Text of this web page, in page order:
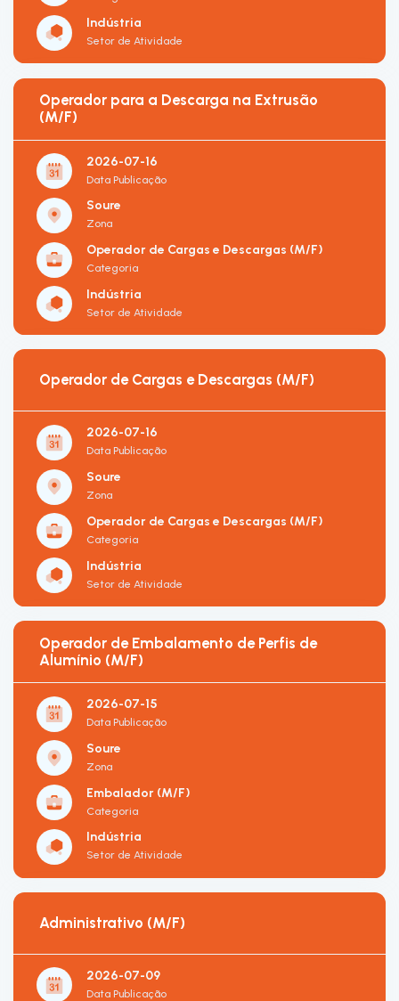
Indústria
Setor de Atividade
Operador para a Descarga na Extrusão
(M/F)
2026-07-16
Data Publicação
Soure
Zona
Operador de Cargas e Descargas (M/F)
Categoria
Indústria
Setor de Atividade
Operador de Cargas e Descargas (M/F)
2026-07-16
Data Publicação
Soure
Zona
Operador de Cargas e Descargas (M/F)
Categoria
Indústria
Setor de Atividade
Operador de Embalamento de Perfis de
Alumínio (M/F)
2026-07-15
Data Publicação
Soure
Zona
Embalador (M/F)
Categoria
Indústria
Setor de Atividade
Administrativo (M/F)
2026-07-09
Data Publicação